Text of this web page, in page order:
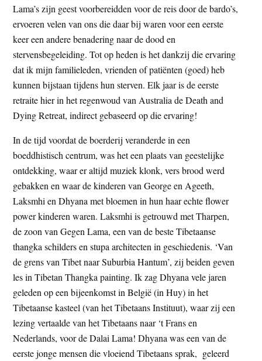
Lama’s zijn geest voorbereidden voor de reis door de bardo’s,
ervoeren velen van ons die daar bij waren voor een eerste
keer een andere benadering naar de dood en
stervensbegeleiding. Tot op heden is het dankzij die ervaring
dat ik mijn familieleden, vrienden of patiënten (goed) heb
kunnen bijstaan tijdens hun sterven. Elk jaar is de eerste
retraite hier in het regenwoud van Australia de Death and
Dying Retreat, indirect gebaseerd op die ervaring!
In de tijd voordat de boerderij veranderde in een
boeddhistisch centrum, was het een plaats van geestelijke
ontdekking, waar er altijd muziek klonk, vers brood werd
gebakken en waar de kinderen van George en Ageeth,
Laksmhi en Dhyana met bloemen in hun haar echte flower
power kinderen waren. Laksmhi is getrouwd met Tharpen,
de zoon van Gegen Lama, een van de beste Tibetaanse
thangka schilders en stupa architecten in geschiedenis. ‘Van
de grens van Tibet naar Suburbia Hantum’, zij beiden geven
les in Tibetan Thangka painting. Ik zag Dhyana vele jaren
geleden op een bijeenkomst in België (in Huy) in het
Tibetaanse kasteel (van het Tibetaans Instituut), waar zij een
lezing vertaalde van het Tibetaans naar ‘t Frans en
Nederlands, voor de Dalai Lama! Dhyana was een van de
eerste jonge mensen die vloeiend Tibetaans sprak, geleerd